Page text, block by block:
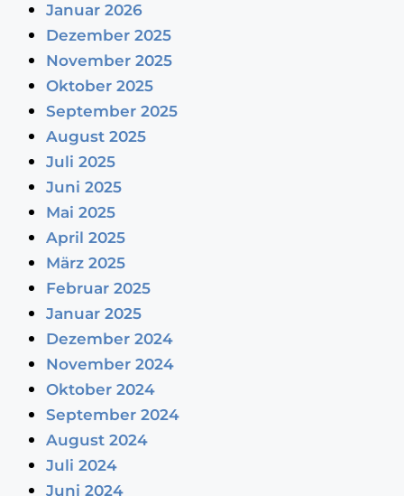
Januar 2026
Dezember 2025
November 2025
Oktober 2025
September 2025
August 2025
Juli 2025
Juni 2025
Mai 2025
April 2025
März 2025
Februar 2025
Januar 2025
Dezember 2024
November 2024
Oktober 2024
September 2024
August 2024
Juli 2024
Juni 2024